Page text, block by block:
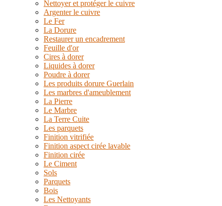
Nettoyer et protéger le cuivre
Argenter le cuivre
Le Fer
La Dorure
Restaurer un encadrement
Feuille d'or
Cires à dorer
Liquides à dorer
Poudre à dorer
Les produits dorure Guerlain
Les marbres d'ameublement
La Pierre
Le Marbre
La Terre Cuite
Les parquets
Finition vitrifiée
Finition aspect cirée lavable
Finition cirée
Le Ciment
Sols
Parquets
Bois
Les Nettoyants